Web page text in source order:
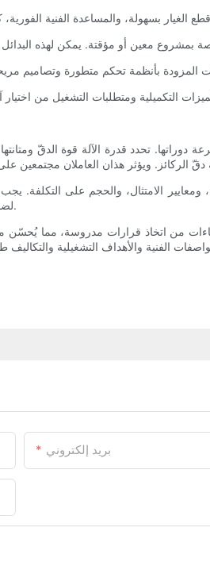
دوراتها. تحدد قدرة الآلة قوة الدقّ
ومعايير الامتثال، والحجم على
لضمان استثمارهم في معدات تُحقق الأداء المطلوب دون تكاليف إضافية.
اتخاذ قرارات مدروسة، مما يُحسّن
بريد إلكتروني